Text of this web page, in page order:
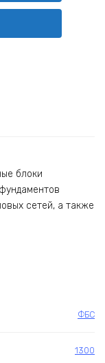
блоки
сетей, а также
ФБС
1300